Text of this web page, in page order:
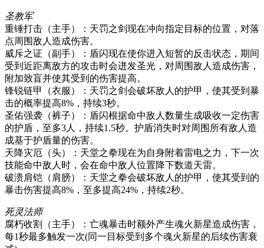
圣教军
重锤打击（主手）：天罚之剑现在冲向指定目标的位置，对落
点周围敌人造成伤害。
威斥之证（副手）：盾闪现在使你进入短暂的反击状态，期间
受到近距离敌方的攻击时会迸发圣光，对周围敌人造成伤害，
附加致盲并使其受到的伤害提高。
锋锐链甲（衣服）：天罚之剑会破坏敌人的护甲，使其受到暴
击的概率提高8%，持续3秒。
圣佑强袭（裤子）：盾闪根据命中敌人数量生成吸收一定伤害
的护盾，至多3人，持续1.5秒。护盾消失时对周围所有敌人造
成基于护盾量的伤害。
天降灾厄（头）：天堂之拳现在为自身附着雷电之力，下一次
技能命中敌人时，会在命中敌人位置降下数道天雷。
破溃肩铠（肩膀）：天堂之拳会破坏敌人的护甲，使其受到的
暴击伤害提高8%，至多提高24%，持续2秒。
死灵法师
腐朽收割（主手）：亡魂暴击时额外产生魂火新星造成伤害，
每1秒最多触发一次(同一目标受到多个魂火新星的后续伤害衰